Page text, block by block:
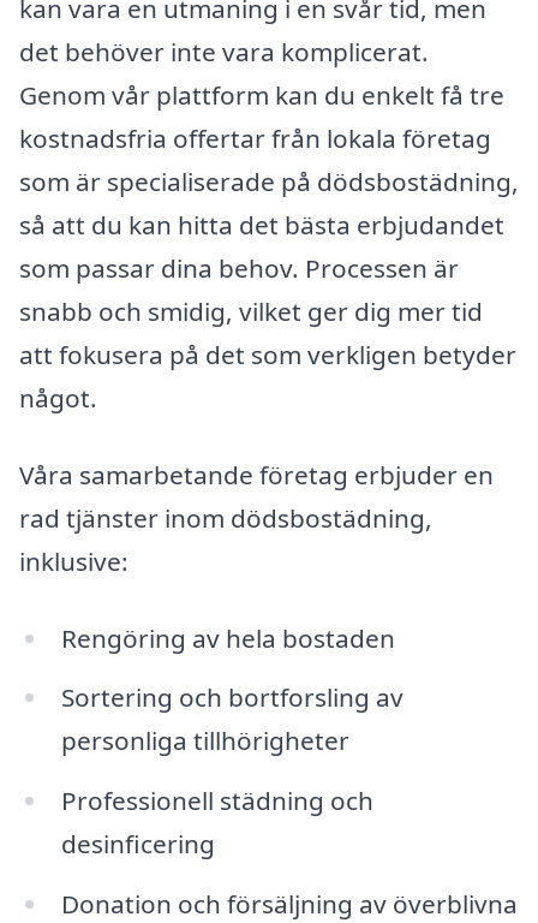
kan vara en utmaning i en svår tid, men
det behöver inte vara komplicerat.
Genom vår plattform kan du enkelt få tre
kostnadsfria offertar från lokala företag
som är specialiserade på dödsbostädning,
så att du kan hitta det bästa erbjudandet
som passar dina behov. Processen är
snabb och smidig, vilket ger dig mer tid
att fokusera på det som verkligen betyder
något.
Våra samarbetande företag erbjuder en
rad tjänster inom dödsbostädning,
inklusive:
Rengöring av hela bostaden
Sortering och bortforsling av
personliga tillhörigheter
Professionell städning och
desinficering
Donation och försäljning av överblivna